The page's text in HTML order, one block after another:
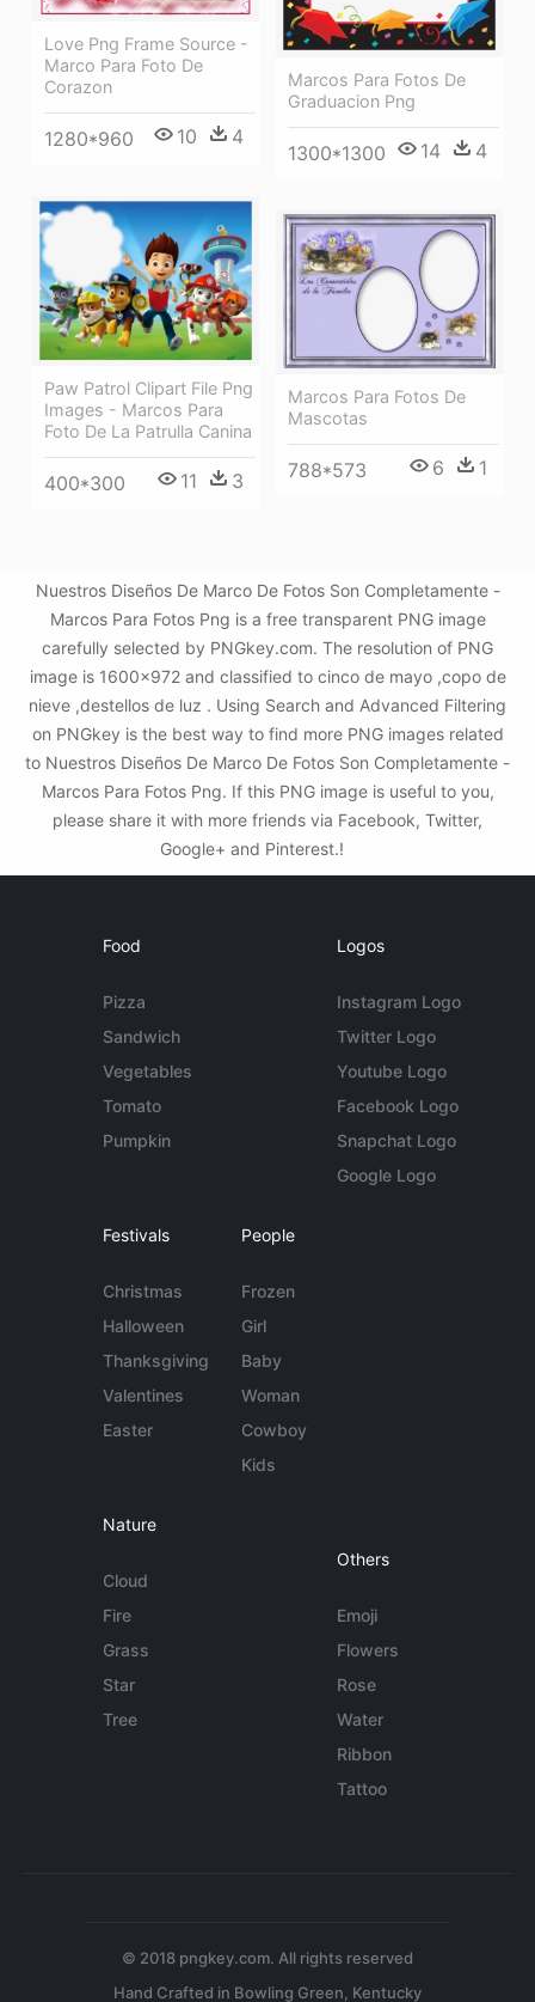
Marcos Para Fotos De
Graduacion Png
1300*1300 14 4
Love Png Frame Source -
Marco Para Foto De
Corazon
1280*960 10 4
Paw Patrol Clipart File Png
Images - Marcos Para
Foto De La Patrulla Canina
400*300 11 3
Marcos Para Fotos De
Mascotas
788*573 6 1
Nuestros Diseños De Marco De Fotos Son Completamente -
Marcos Para Fotos Png is a free transparent PNG image
carefully selected by PNGkey.com. The resolution of PNG
image is 1600x972 and classified to cinco de mayo ,copo de
nieve ,destellos de luz . Using Search and Advanced Filtering
on PNGkey is the best way to find more PNG images related
to Nuestros Diseños De Marco De Fotos Son Completamente -
Marcos Para Fotos Png. If this PNG image is useful to you,
please share it with more friends via Facebook, Twitter,
Google+ and Pinterest.!
Food
Pizza
Sandwich
Vegetables
Tomato
Pumpkin
Logos
Instagram Logo
Twitter Logo
Youtube Logo
Facebook Logo
Snapchat Logo
Google Logo
Festivals
Christmas
Halloween
Thanksgiving
Valentines
Easter
People
Frozen
Girl
Baby
Woman
Cowboy
Kids
Nature
Cloud
Fire
Grass
Star
Tree
Others
Emoji
Flowers
Rose
Water
Ribbon
Tattoo
© 2018 pngkey.com. All rights reserved